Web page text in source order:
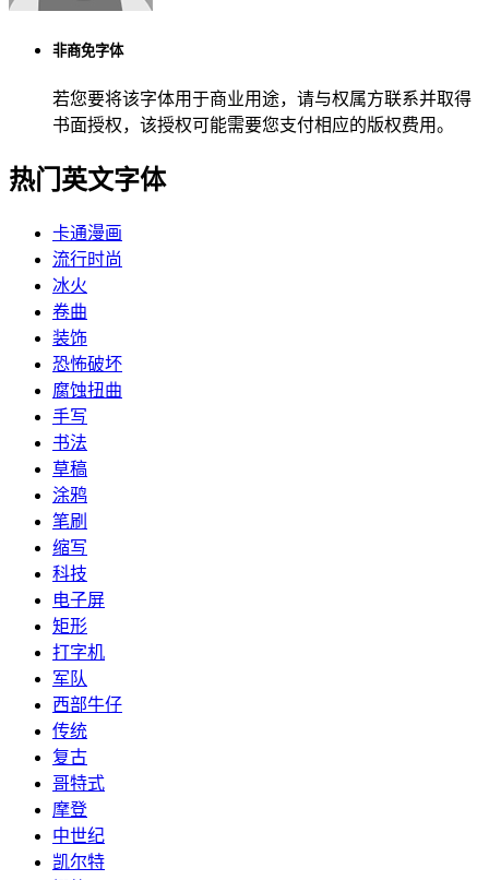
非商免字体
若您要将该字体用于商业用途，请与权属方联系并取得
书面授权，该授权可能需要您支付相应的版权费用。
热门英文字体
卡通漫画
流行时尚
冰火
卷曲
装饰
恐怖破坏
腐蚀扭曲
手写
书法
草稿
涂鸦
笔刷
缩写
科技
电子屏
矩形
打字机
军队
西部牛仔
传统
复古
哥特式
摩登
中世纪
凯尔特